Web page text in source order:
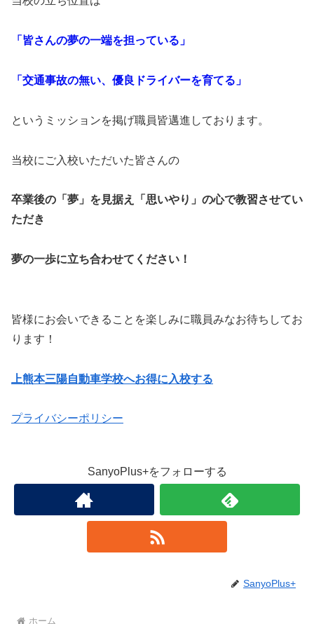
「皆さんの夢の一端を担っている」
「交通事故の無い、優良ドライバーを育てる」
というミッションを掲げ職員皆邁進しております。
当校にご入校いただいた皆さんの
卒業後の「夢」を見据え「思いやり」の心で教習させてい
ただき
夢の一歩に立ち合わせてください！
皆様にお会いできることを楽しみに職員みなお待ちしてお
ります！
上熊本三陽自動車学校へお得に入校する
プライバシーポリシー
SanyoPlus+をフォローする
SanyoPlus+
ホーム